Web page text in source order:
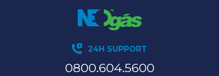
24H SUPPORT
0800.604.5600